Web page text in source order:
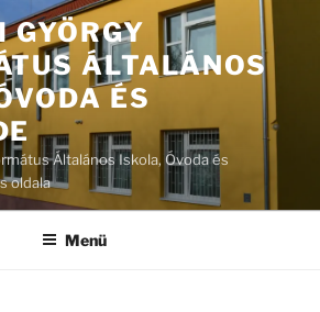
ÁLTALÁNOS
ÉS
Általános Iskola, Óvoda és
oldala
Menü